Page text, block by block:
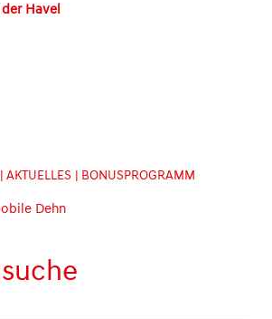
Havel
| AKTUELLES | BONUSPROGRAMM